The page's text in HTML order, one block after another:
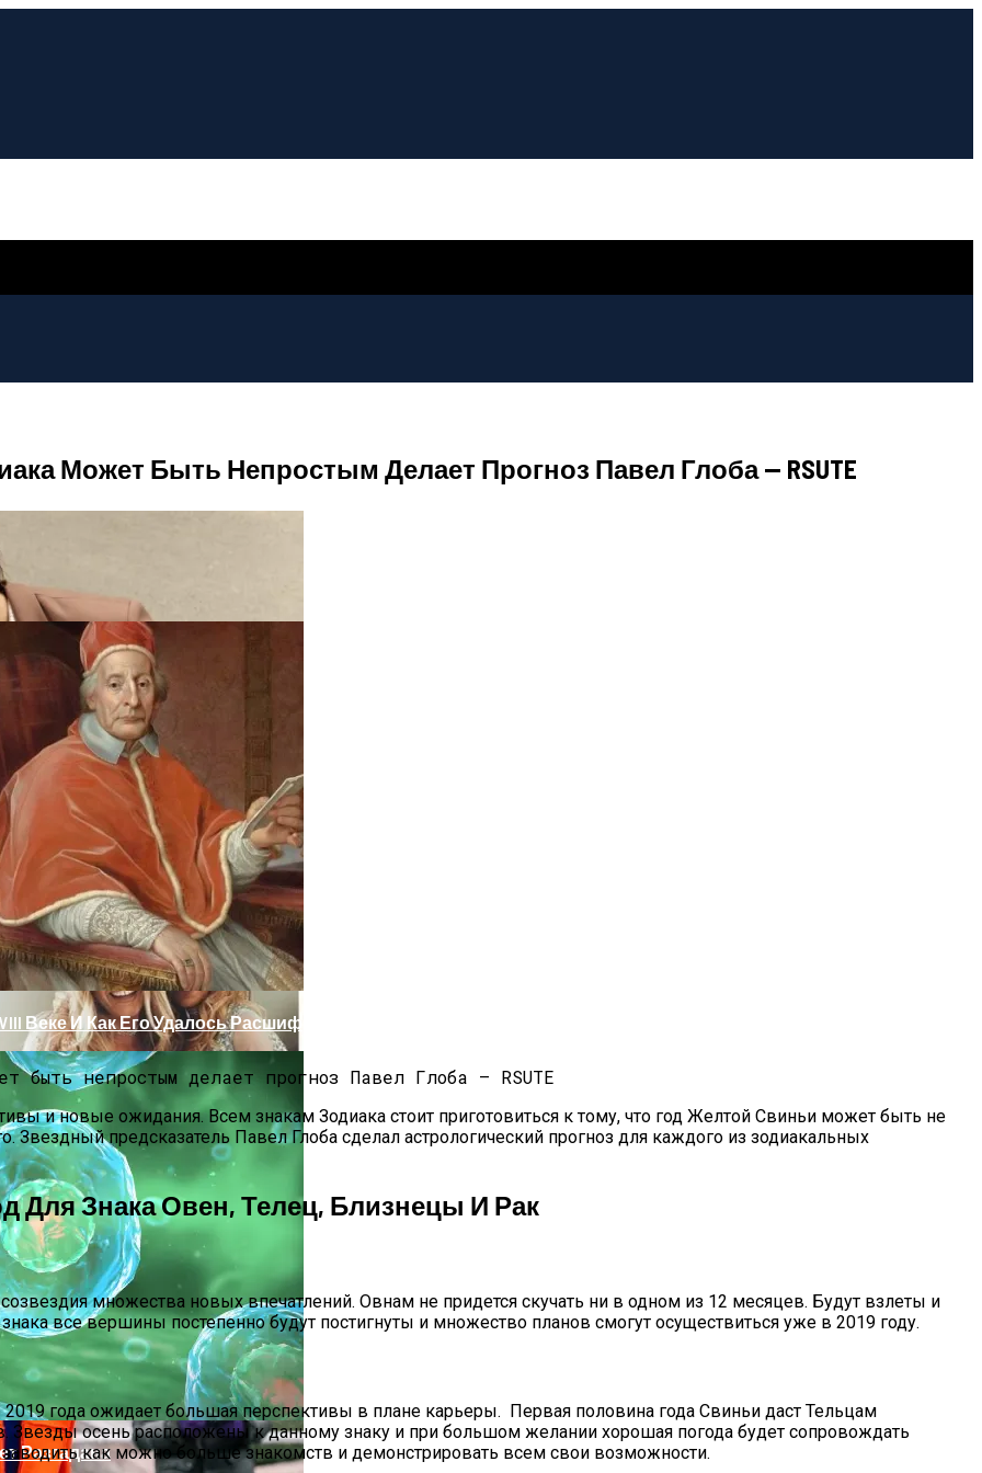
Вас Стильной, Но И Притянут Деньги И Удачу
Успех В 2026 Году По Знаку Зодиака
Веке И Как Его Удалось Расшифровать
Разгадана
Может Быть Непростым Делает Прогноз Павел Глоба — RSUTE
и новые ожидания. Всем знакам Зодиака стоит приготовиться к тому, что год Желтой Свиньи может быть не
Звездный предсказатель Павел Глоба сделал астрологический прогноз для каждого из зодиакальных
Для Знака Овен, Телец, Близнецы И Рак
множества новых впечатлений. Овнам не придется скучать ни в одном из 12 месяцев. Будут взлеты и
все вершины постепенно будут постигнуты и множество планов смогут осуществиться уже в 2019 году.
года ожидает большая перспективы в плане карьеры. Первая половина года Свиньи даст Тельцам
Звезды осень расположены к данному знаку и при большом желании хорошая погода будет сопровождать
как можно больше знакомств и демонстрировать всем свои возможности.